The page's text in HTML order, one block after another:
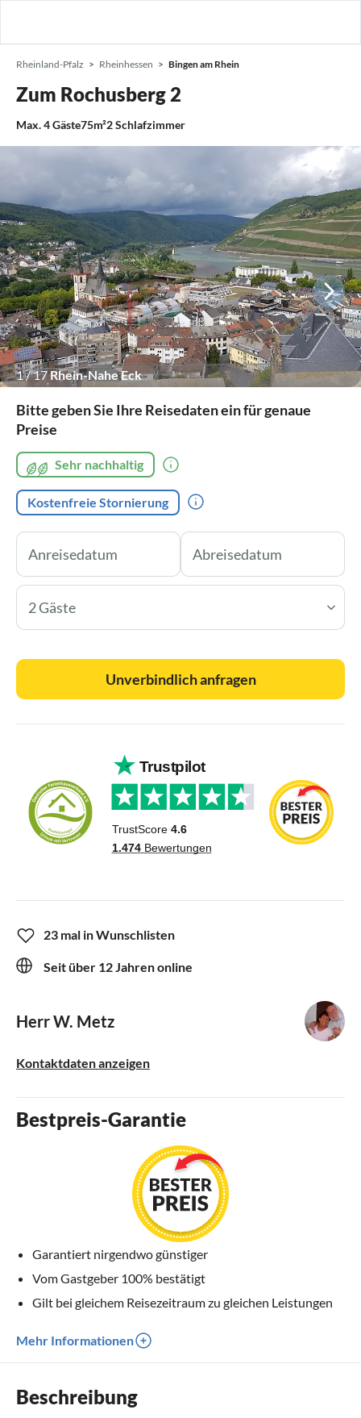
Rheinland-Pfalz Rheinhessen Bingen am Rhein
Zum Rochusberg 2
Max.4Gäste75m²2Schlafzimmer
1/17 Rhein-Nahe Eck
Bitte geben Sie Ihre Reisedaten ein für genaue
Preise
Sehr nachhaltig
Kostenfreie Stornierung
2 Gäste
Unverbindlich anfragen
23 mal in Wunschlisten
Seit über 12 Jahren online
Herr W. Metz
Kontaktdaten anzeigen
Bestpreis-Garantie
Garantiert nirgendwo günstiger
Vom Gastgeber 100% bestätigt
Gilt bei gleichem Reisezeitraum zu gleichen Leistungen
Mehr Informationen
Beschreibung